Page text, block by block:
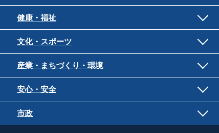
健康・福祉
文化・スポーツ
産業・まちづくり・環境
安心・安全
市政